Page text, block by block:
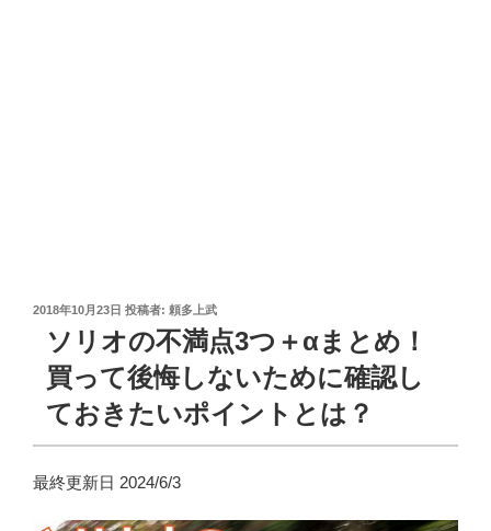
投
2018年10月23日 投稿者: 頼多上武
ソリオの不満点3つ＋αまとめ！
買って後悔しないために確認し
ておきたいポイントとは？
最終更新日 2024/6/3